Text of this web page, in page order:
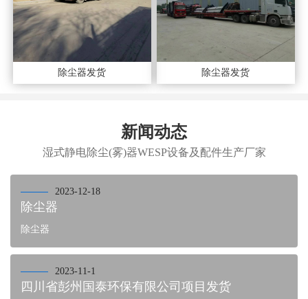
除尘器发货 除尘器发货
新闻动态
湿式静电除尘(雾)器WESP设备及配件生产厂家
2023-12-18
除尘器
除尘器
2023-11-1
四川省彭州国泰环保有限公司项目发货